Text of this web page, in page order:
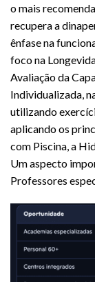
o mais
recupera a
ênfase na
foco na
Avaliação da
Individualizada,
utilizando
aplicando os
com Piscina, a
Um aspecto
Professores